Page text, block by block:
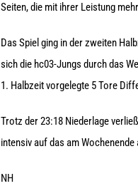
Seiten, die mit ihrer Leistung
Das Spiel ging in der zweiten
sich die hc03-Jungs durch das
1. Halbzeit vorgelegte 5 Tore
Trotz der 23:18 Niederlage
intensiv auf das am
NH